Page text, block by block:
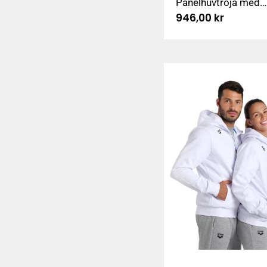
Panelhuvtröja med
dragkedja, svart
Ordinarie
946,00 kr